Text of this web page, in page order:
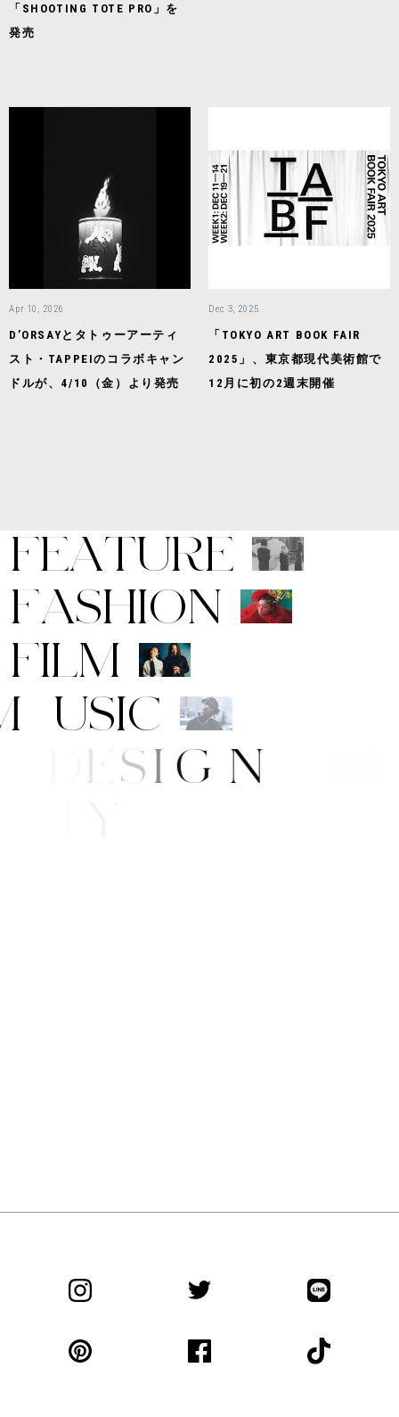
「SHOOTING TOTE PRO」を
発売
Apr 10, 2026
D’ORSAYとタトゥーアーティ
スト・TAPPEIのコラボキャン
ドルが、4/10（金）より発売
Dec 3, 2025
「TOKYO ART BOOK FAIR
2025」、東京都現代美術館で
12月に初の2週末開催
FEATURE
FASHION
FILM
M USIC
T/D ES IG